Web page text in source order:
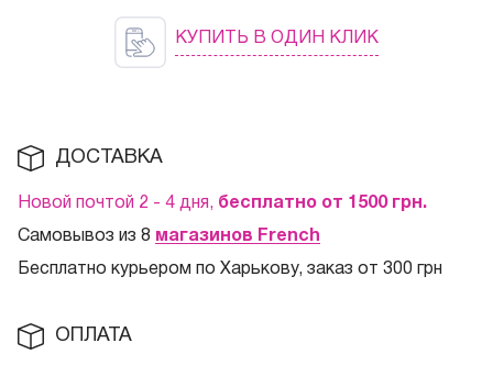
КУПИТЬ В ОДИН КЛИК
ДОСТАВКА
Новой почтой 2 - 4 дня, бесплатно от 1500 грн.
Самовывоз из 8 магазинов French
Бесплатно курьером по Харькову, заказ от 300 грн
ОПЛАТА